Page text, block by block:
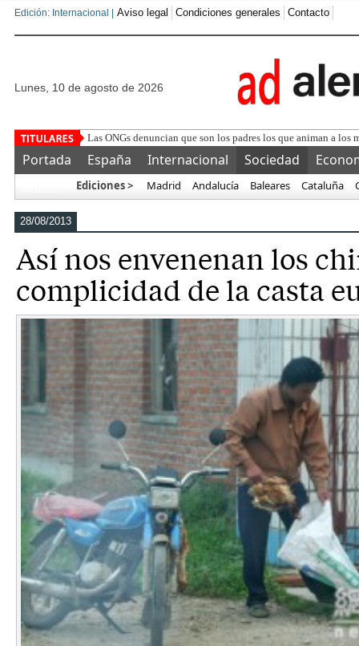
Edición: Internacional | Aviso legal Condiciones generales Contacto
lunes, 10 de agosto de 2026
Miles de personas se manifi
Portada España Internacional Sociedad
Ediciones > Madrid Andalucía Baleares Cataluña
28/08/2013
Así nos envenenan los
complicidad de la casta